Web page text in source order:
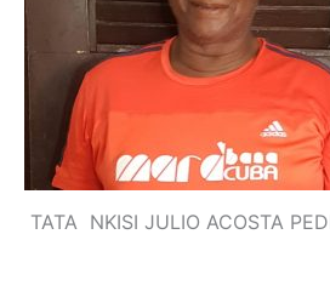
TATA NKISI JULIO ACOSTA